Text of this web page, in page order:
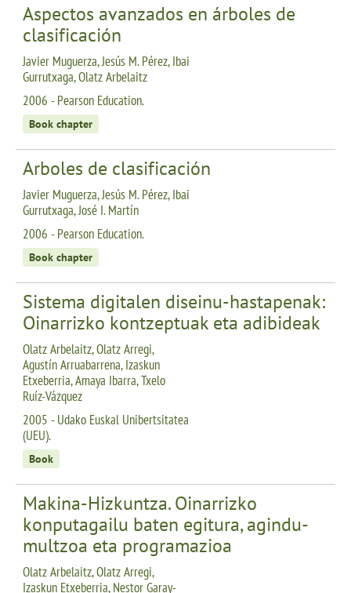
Aspectos avanzados en árboles de
clasificación
Javier Muguerza, Jesús M. Pérez, Ibai
Gurrutxaga, Olatz Arbelaitz
2006 - Pearson Education.
Book chapter
Arboles de clasificación
Javier Muguerza, Jesús M. Pérez, Ibai
Gurrutxaga, José I. Martín
2006 - Pearson Education.
Book chapter
Sistema digitalen diseinu-hastapenak:
Oinarrizko kontzeptuak eta adibideak
Olatz Arbelaitz, Olatz Arregi,
Agustín Arruabarrena, Izaskun
Etxeberria, Amaya Ibarra, Txelo
Ruíz-Vázquez
2005 - Udako Euskal Unibertsitatea
(UEU).
Book
Makina-Hizkuntza. Oinarrizko
konputagailu baten egitura, agindu-
multzoa eta programazioa
Olatz Arbelaitz, Olatz Arregi,
Izaskun Etxeberria, Nestor Garay-